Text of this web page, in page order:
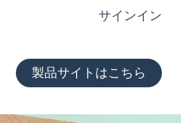
サインイン
製品サイトはこちら